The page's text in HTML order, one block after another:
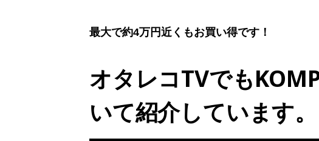
最大で約4万円近くもお買い得です！
オタレコTVでも
いて紹介しています。